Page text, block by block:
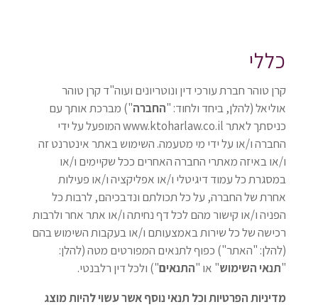
כללי
קרן טוהר חברת עורכי דין ונוטריונים ועוה"ד קרן טוהר
אוליאל (להלן, ביחד ולחוד: "החברה") מברכת אותך עם
כניסתך לאתר www.ktoharlaw.co.il המופעל על ידי
החברה ו/או על ידי מי מטעמה. השימוש באתר אינטרנט זה
ו/או באיזה מאתרי החברה האחרים ככל שקיימים ו/או
במסגרת כל עמוד דיגיטלי ו/או אפליקציה ו/או פעילות
אחרת של החברה, על כל תכולתם ונדבכיהם, לרבות כל
הפניה ו/או קישור מהם לכל דף נחיתה ו/או אתר אחר ולרבות
רכישה של כל שירות באמצעותם ו/או בעקבות השימוש בהם
(להלן: "האתר") כפוף לתנאים המפורטים מטה (להלן:
"תנאי השימוש" או "התנאים") ולכל דין רלבנטי.
מדיניות הפרטיות וכל תנאי נוסף אשר עשוי להיות מוצג